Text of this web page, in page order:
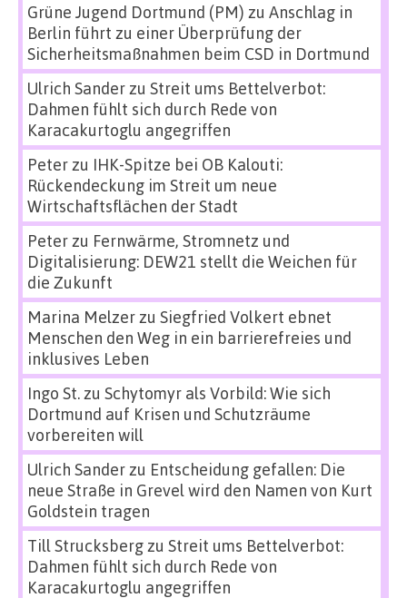
Grüne Jugend Dortmund (PM) zu Anschlag in
Berlin führt zu einer Überprüfung der
Sicherheitsmaßnahmen beim CSD in Dortmund
Ulrich Sanderzu Streit ums Bettelverbot:
Dahmen fühlt sich durch Rede von
Karacakurtoglu angegriffen
Peterzu IHK-Spitze bei OB Kalouti:
Rückendeckung im Streit um neue
Wirtschaftsflächen der Stadt
Peterzu Fernwärme, Stromnetz und
Digitalisierung: DEW21 stellt die Weichen für
die Zukunft
Marina Melzerzu Siegfried Volkert ebnet
Menschen den Weg in ein barrierefreies und
inklusives Leben
Ingo St.zu Schytomyr als Vorbild: Wie sich
Dortmund auf Krisen und Schutzräume
vorbereiten will
Ulrich Sanderzu Entscheidung gefallen: Die
neue Straße in Grevel wird den Namen von Kurt
Goldstein tragen
Till Strucksbergzu Streit ums Bettelverbot:
Dahmen fühlt sich durch Rede von
Karacakurtoglu angegriffen